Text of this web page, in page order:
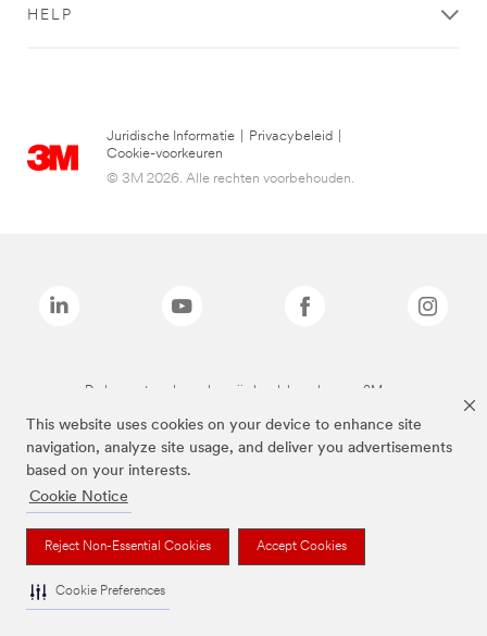
This website uses cookies on your device to enhance site
navigation, analyze site usage, and deliver you advertisements
based on your interests.
Cookie Notice
Reject Non-Essential Cookies Accept Cookies
Cookie Preferences
HELP
Juridische Informatie Privacybeleid
Cookie-voorkeuren
© 3M 2026. Alle rechten voorbehouden.
De bovenstaande merken zijn handelsmerken van 3M.we